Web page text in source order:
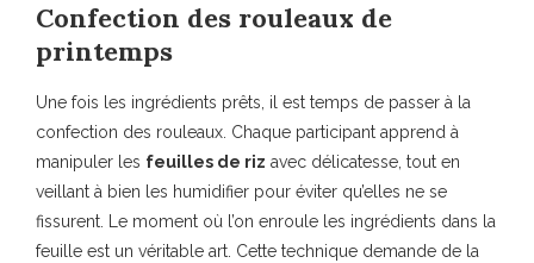
Confection des rouleaux de
printemps
Une fois les ingrédients prêts, il est temps de passer à la
confection des rouleaux. Chaque participant apprend à
manipuler les feuilles de riz avec délicatesse, tout en
veillant à bien les humidifier pour éviter qu’elles ne se
fissurent. Le moment où l’on enroule les ingrédients dans la
feuille est un véritable art. Cette technique demande de la